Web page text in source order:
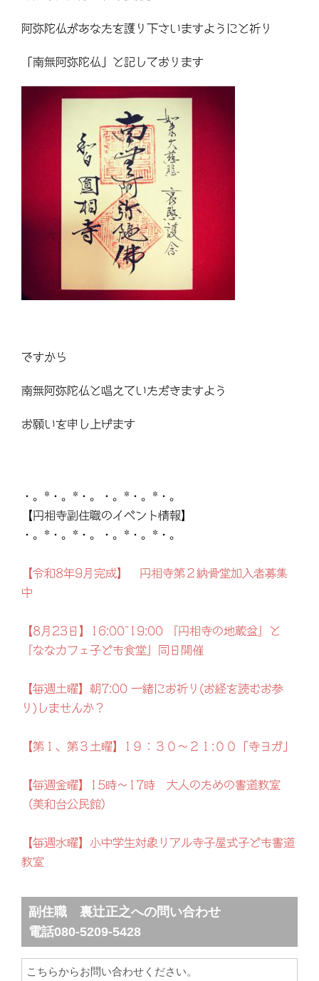
阿弥陀仏があなたを護り下さいますようにと祈り
「南無阿弥陀仏」と記しております
ですから
南無阿弥陀仏と唱えていただきますよう
お願いを申し上げます
・。*・。*・。・。*・。*・。
【円相寺副住職のイベント情報】
・。*・。*・。・。*・。*・。
【令和8年9月完成】 円相寺第２納骨堂加入者募集
中
【8月23日】16:00~19:00 『円相寺の地蔵盆』と
『ななカフェ子ども食堂』同日開催
【毎週土曜】朝7:00 一緒にお祈り(お経を読むお参
り)しませんか？
【第１、第３土曜】1９：３０～２１:００「寺ヨガ」
【毎週金曜】15時～17時 大人のための書道教室
（美和台公民館）
【毎週水曜】小中学生対象リアル寺子屋式子ども書道
教室